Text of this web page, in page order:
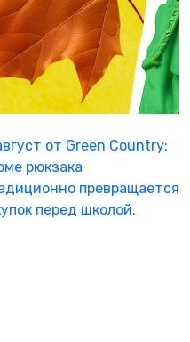
от Green Country:
рюкзака
превращается
перед школой.